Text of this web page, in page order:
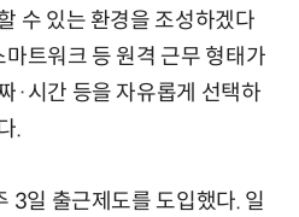
수 있는 환경을 조성하겠다
트워크 등 원격 근무 형태가
·시간 등을 자유롭게 선택하
.
3일 출근제도를 도입했다. 일